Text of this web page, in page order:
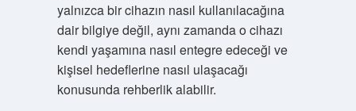
yalnızca bir cihazın nasıl kullanılacağına
dair bilgiye değil, aynı zamanda o cihazı
kendi yaşamına nasıl entegre edeceği ve
kişisel hedeflerine nasıl ulaşacağı
konusunda rehberlik alabilir.